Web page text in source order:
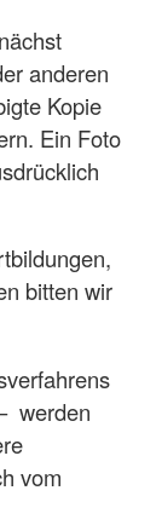
anderen
Kopie
Ein Foto
bitten wir
werden
vom